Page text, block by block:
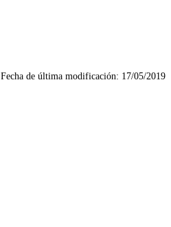
Fecha de última modificación: 17/05/2019